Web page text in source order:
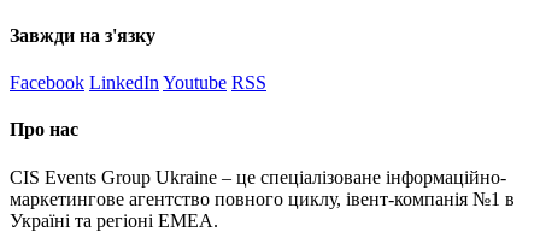
Завжди на з'язку
Facebook LinkedIn Youtube RSS
Про нас
CIS Events Group Ukraine – це спеціалізоване інформаційно-
маркетингове агентство повного циклу, івент-компанія №1 в
Україні та регіоні EMEA.